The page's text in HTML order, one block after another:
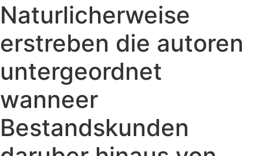
Naturlicherweise
erstreben die autoren
untergeordnet
wanneer
Bestandskunden